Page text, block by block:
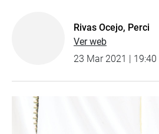
Rivas Ocejo, Perci
Ver web
23 Mar 2021 | 19:40